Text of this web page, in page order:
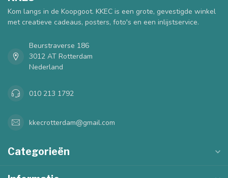
Kom langs in de Koopgoot. KKEC is een grote, gevestigde winkel
met creatieve cadeaus, posters, foto's en een inlijstservice.
Beurstraverse 186
3012 AT Rotterdam
Nederland
010 213 1792
kkecrotterdam@gmail.com
Categorieën